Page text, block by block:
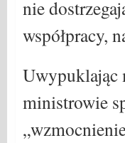
nie
współpracy,
Uwypuklając
ministrowie